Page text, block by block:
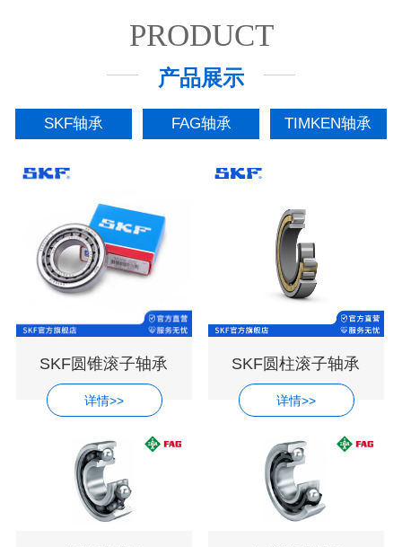
PRODUCT
产品展示
SKF轴承 FAG轴承 TIMKEN轴承
SKF圆锥滚子轴承
详情>>
SKF圆柱滚子轴承
详情>>